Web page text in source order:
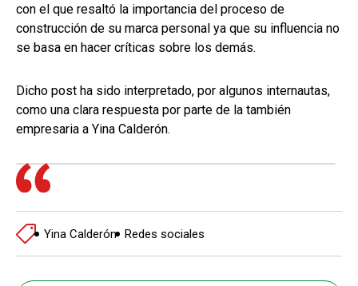
con el que resaltó la importancia del proceso de
construcción de su marca personal ya que su influencia no
se basa en hacer críticas sobre los demás.
Dicho post ha sido interpretado, por algunos internautas,
como una clara respuesta por parte de la también
empresaria a Yina Calderón.
Yina Calderón Redes sociales